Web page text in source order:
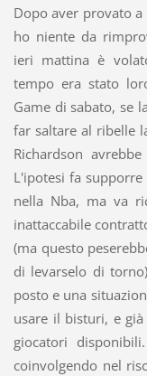
Dopo aver provato
ho niente da
ieri mattina è
tempo era stato
Game di sabato, se
far saltare al ribelle
Richardson
L'ipotesi fa
nella Nba, ma va
inattaccabile
(ma questo
di levarselo di
posto e una
usare il bisturi, e
giocatori
coinvolgendo nel